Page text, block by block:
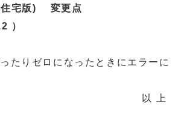
住宅版) 変更点
）
たりゼロになったときにエラーに